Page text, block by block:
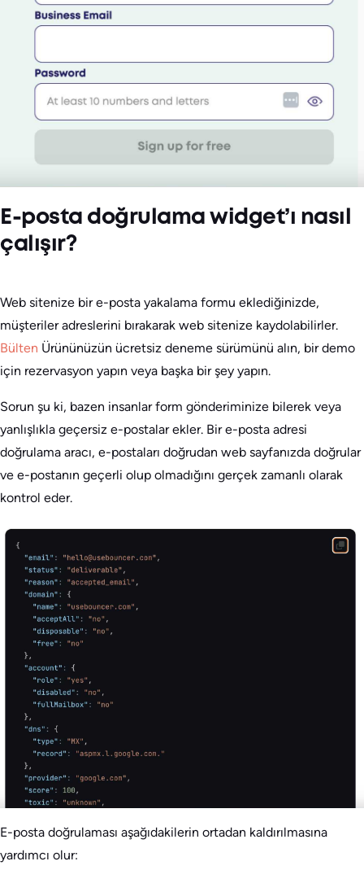
E-posta doğrulama widget’ı nasıl
çalışır?
Web sitenize bir e-posta yakalama formu eklediğinizde,
müşteriler adreslerini bırakarak web sitenize kaydolabilirler.
Bülten Ürününüzün ücretsiz deneme sürümünü alın, bir demo
için rezervasyon yapın veya başka bir şey yapın.
Sorun şu ki, bazen insanlar form gönderiminize bilerek veya
yanlışlıkla geçersiz e-postalar ekler. Bir e-posta adresi
doğrulama aracı, e-postaları doğrudan web sayfanızda doğrular
ve e-postanın geçerli olup olmadığını gerçek zamanlı olarak
kontrol eder.
E-posta doğrulaması aşağıdakilerin ortadan kaldırılmasına
yardımcı olur: